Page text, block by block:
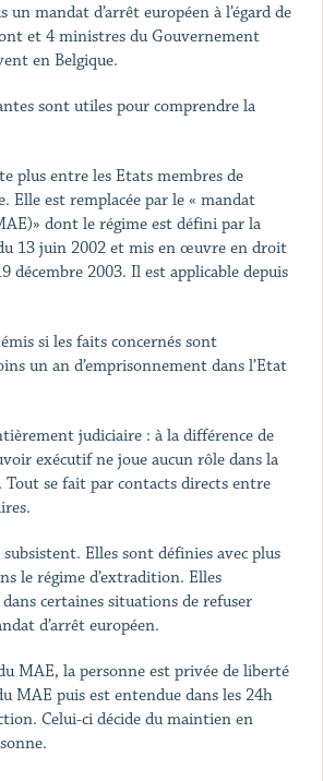
un mandat d’arrêt européen à l’égard de
et 4 ministres du Gouvernement
en Belgique.
sont utiles pour comprendre la
plus entre les Etats membres de
Elle est remplacée par le « mandat
dont le régime est défini par la
13 juin 2002 et mis en œuvre en droit
décembre 2003. Il est applicable depuis
si les faits concernés sont
un an d’emprisonnement dans l’Etat
judiciaire : à la différence de
exécutif ne joue aucun rôle dans la
Tout se fait par contacts directs entre
subsistent. Elles sont définies avec plus
le régime d’extradition. Elles
certaines situations de refuser
d’arrêt européen.
MAE, la personne est privée de liberté
MAE puis est entendue dans les 24h
Celui-ci décide du maintien en